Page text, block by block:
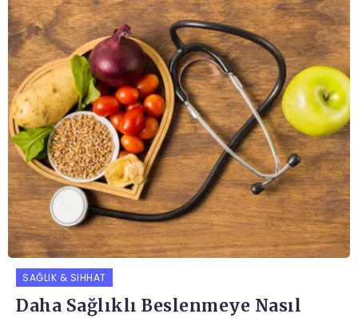
SAĞLIK & SIHHAT
Daha Sağlıklı Beslenmeye Nasıl